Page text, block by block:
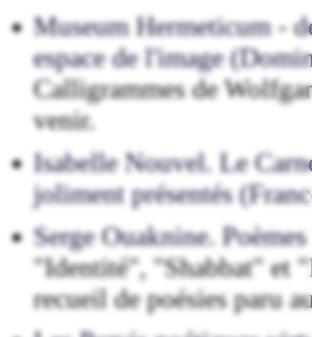
Museum Hermeticum -
espace de l'image
Calligrammes de
venir.
Isabelle Nouvel. Le
joliment présentés
Serge Ouaknine.
"Identité", "Shabbat" et
recueil de poésies paru